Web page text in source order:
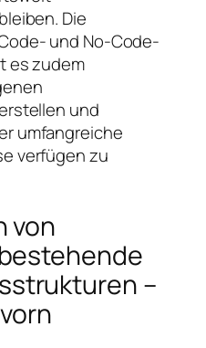
Die
und No-Code-
es zudem
und
umfangreiche
verfügen zu
von
–